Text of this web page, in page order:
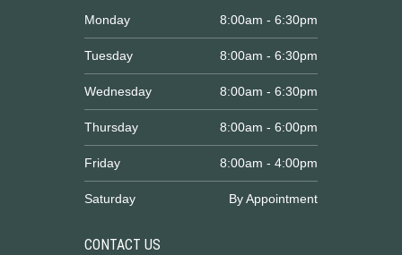
Monday 8:00am - 6:30pm
Tuesday 8:00am - 6:30pm
Wednesday 8:00am - 6:30pm
Thursday 8:00am - 6:00pm
Friday 8:00am - 4:00pm
Saturday By Appointment
CONTACT US